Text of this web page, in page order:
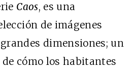
Caos, es una
de imágenes
dimensiones; un
cómo los habitantes